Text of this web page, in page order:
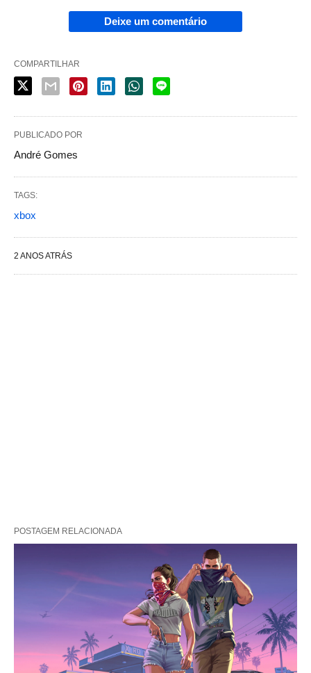
Deixe um comentário
COMPARTILHAR
PUBLICADO POR
André Gomes
TAGS:
xbox
2 ANOS ATRÁS
POSTAGEM RELACIONADA